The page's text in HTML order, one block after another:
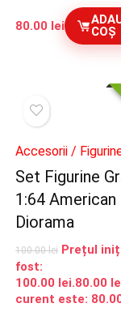
80.00 lei
COȘ
Accesorii /
Set Figurine
1:64 American
Diorama
100.00lei Prețul
fost:
100.00 lei.80.00
curent este: